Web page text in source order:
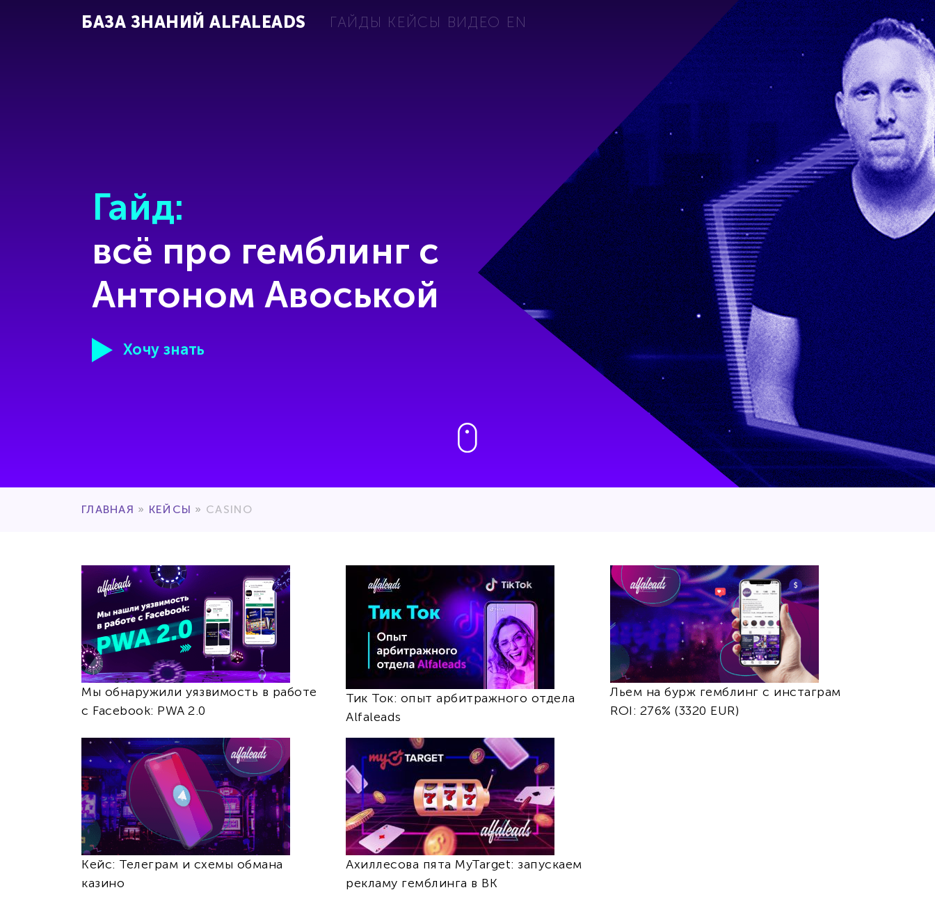
БАЗА ЗНАНИЙ ALFALEADS ГАЙДЫ КЕЙСЫ ВИДЕО EN
Гайд:
всё про гемблинг с
Антоном Авоськой
Хочу знать
ГЛАВНАЯ » КЕЙСЫ » CASINO
Мы обнаружили уязвимость в работе
с Facebook: PWA 2.0
Тик Ток: опыт арбитражного отдела
Alfaleads
Льем на бурж гемблинг с инстаграм
ROI: 276% (3320 EUR)
Кейс: Телеграм и схемы обмана
казино
Ахиллесова пята MyTarget: запускаем
рекламу гемблинга в ВК